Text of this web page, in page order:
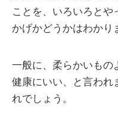
ことを、いろいろとや
かげかどうかはわかり
一般に、柔らかいもの
健康にいい、と言われ
れでしょう。